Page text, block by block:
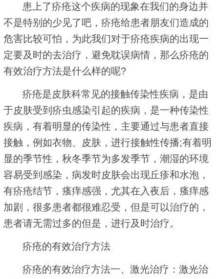
患上了疥疮这个疾病的现象在我们的身边并
不是特别的少见了吧，疥疮给患者朋友们造成的
危害比较可怕，为此我们对于疥疮疾病的出现一
定要及时的去治疗，避免耽误病情，那么疥疮的
有效治疗方法是什么样的呢?
疥疮是皮肤科常见的接触传染性疾病，是由
于皮肤受到疥虫感染引起的疾病，是一种传染性
疾病，有着明显的传染性，主要通过与患者直接
接触，例如衣物、皮肤，进行接触性传播;有着明
显的季节性，秋冬季节为多发季节，潮湿的环境
容易受到感染，病发时皮肤会出现丘疹和水泡，
有疥疮结节，瘙痒感强，尤其在入夜后，瘙痒感
加剧，很多患者都很难忍受，但是可以治疗的，
患者请无需过多的但是，进行及时治疗。
疥疮的有效治疗方法
疥疮的有效治疗方法一、激光治疗：激光治